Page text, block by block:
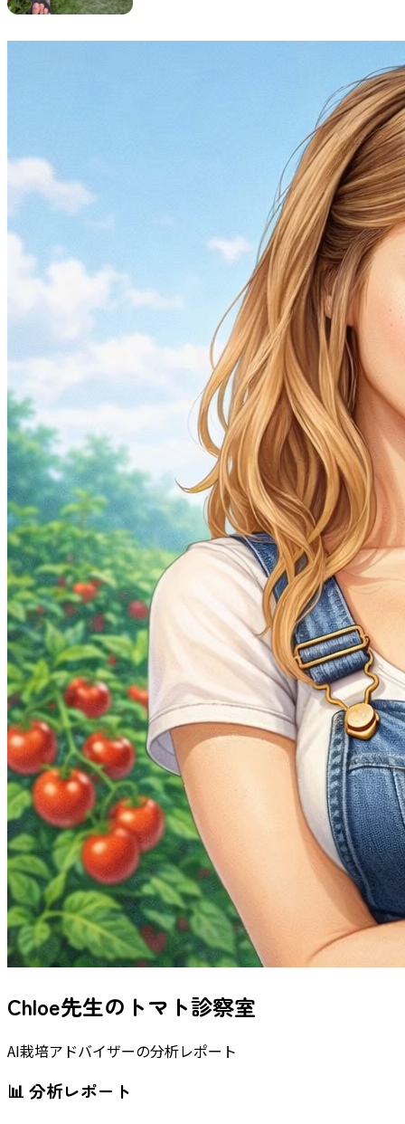
Chloe先生のトマト診察室
AI栽培アドバイザーの分析レポート
📊 分析レポート